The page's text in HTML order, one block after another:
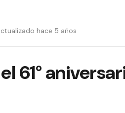
hace 5 años
61°